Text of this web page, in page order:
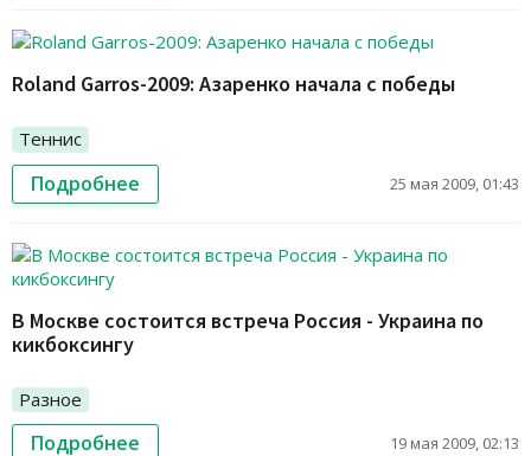
Roland Garros-2009: Азаренко начала с победы
Теннис
Подробнее 25 мая 2009, 01:43
В Москве состоится встреча Россия - Украина по
кикбоксингу
Разное
Подробнее 19 мая 2009, 02:13